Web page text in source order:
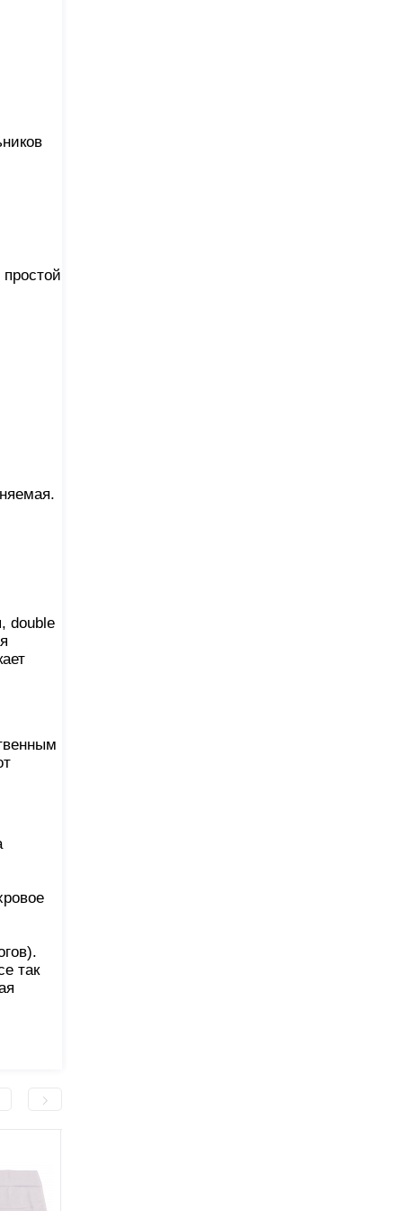
double
так